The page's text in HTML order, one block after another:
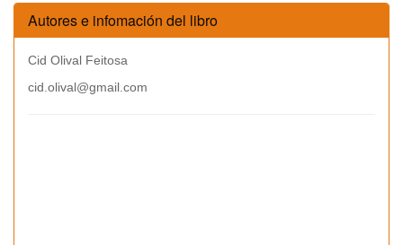
Autores e infomación del libro
Cid Olival Feitosa
cid.olival@gmail.com